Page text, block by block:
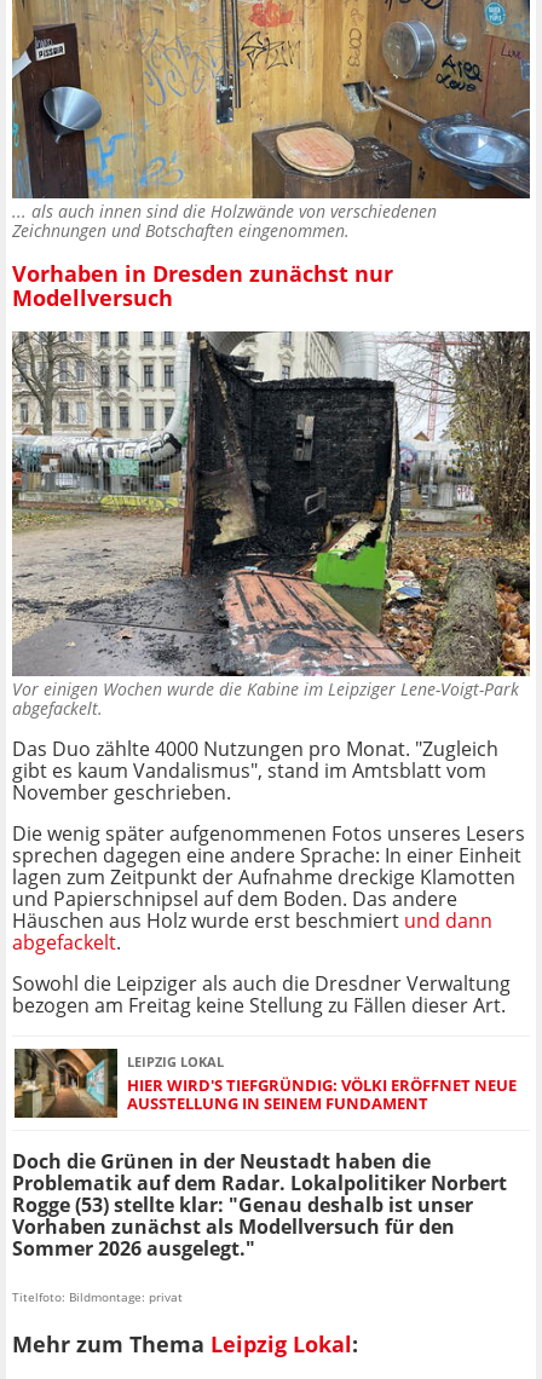
... als auch innen sind die Holzwände von verschiedenen
Zeichnungen und Botschaften eingenommen.
Vorhaben in Dresden zunächst nur
Modellversuch
Vor einigen Wochen wurde die Kabine im Leipziger Lene-Voigt-Park
abgefackelt.
Das Duo zählte 4000 Nutzungen pro Monat. "Zugleich
gibt es kaum Vandalismus", stand im Amtsblatt vom
November geschrieben.
Die wenig später aufgenommenen Fotos unseres Lesers
sprechen dagegen eine andere Sprache: In einer Einheit
lagen zum Zeitpunkt der Aufnahme dreckige Klamotten
und Papierschnipsel auf dem Boden. Das andere
Häuschen aus Holz wurde erst beschmiert und dann
abgefackelt.
Sowohl die Leipziger als auch die Dresdner Verwaltung
bezogen am Freitag keine Stellung zu Fällen dieser Art.
LEIPZIG LOKAL
HIER WIRD'S TIEFGRÜNDIG: VÖLKI ERÖFFNET NEUE
AUSSTELLUNG IN SEINEM FUNDAMENT
Doch die Grünen in der Neustadt haben die
Problematik auf dem Radar. Lokalpolitiker Norbert
Rogge (53) stellte klar: "Genau deshalb ist unser
Vorhaben zunächst als Modellversuch für den
Sommer 2026 ausgelegt."
Titelfoto: Bildmontage: privat
Mehr zum Thema Leipzig Lokal: